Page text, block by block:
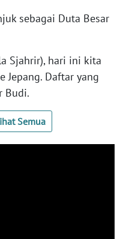
sebagai Duta Besar
Sjahrir), hari ini kita
Jepang. Daftar yang
Budi.
Semua